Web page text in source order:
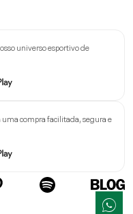
universo esportivo de
uma compra facilitada, segura e